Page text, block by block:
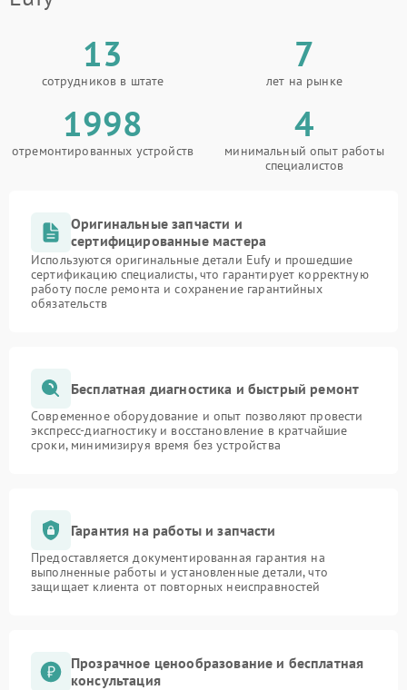
13
сотрудников в штате
7
лет на рынке
1998
отремонтированных устройств
4
минимальный опыт работы
специалистов
Оригинальные запчасти и
сертифицированные мастера
Используются оригинальные детали Eufy и прошедшие
сертификацию специалисты, что гарантирует корректную
работу после ремонта и сохранение гарантийных
обязательств
Бесплатная диагностика и быстрый ремонт
Современное оборудование и опыт позволяют провести
экспресс-диагностику и восстановление в кратчайшие
сроки, минимизируя время без устройства
Гарантия на работы и запчасти
Предоставляется документированная гарантия на
выполненные работы и установленные детали, что
защищает клиента от повторных неисправностей
Прозрачное ценообразование и бесплатная
консультация